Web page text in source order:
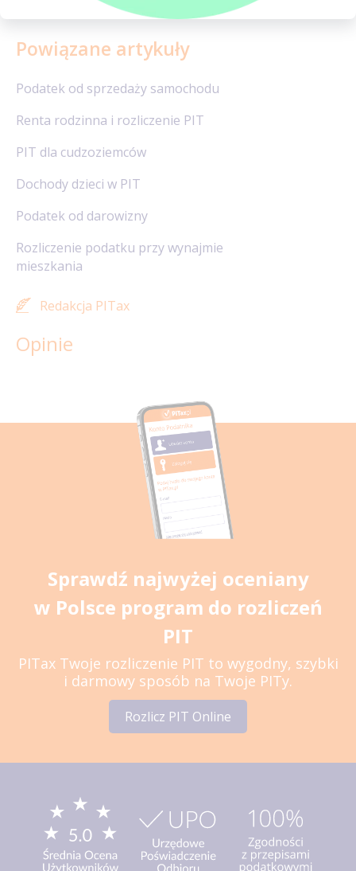
Korekta PIT
Powiązane artykuły
Podatek od sprzedaży samochodu
Renta rodzinna i rozliczenie PIT
PIT dla cudzoziemców
Dochody dzieci w PIT
Podatek od darowizny
Rozliczenie podatku przy wynajmie
mieszkania
Redakcja PITax
Opinie
Sprawdź najwyżej oceniany
w Polsce program do rozliczeń
PIT
PITax Twoje rozliczenie PIT to wygodny, szybki
i darmowy sposób na Twoje PITy.
Rozlicz PIT Online